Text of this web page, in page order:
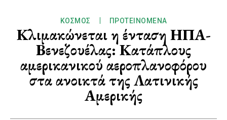
ΚΌΣΜΟΣ ΠΡΟΤΕΙΝΌΜΕΝΑ
Κλιμακώνεται η ένταση ΗΠΑ-
Βενεζουέλας: Κατάπλους
αμερικανικού αεροπλανοφόρου
στα ανοικτά της Λατινικής
Αμερικής